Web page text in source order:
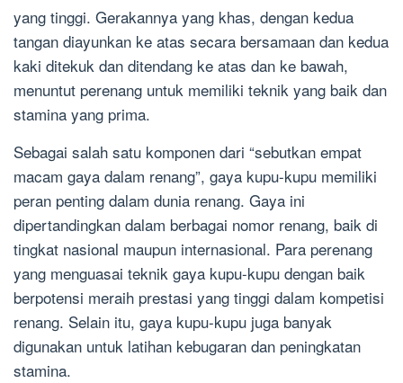
yang tinggi. Gerakannya yang khas, dengan kedua
tangan diayunkan ke atas secara bersamaan dan kedua
kaki ditekuk dan ditendang ke atas dan ke bawah,
menuntut perenang untuk memiliki teknik yang baik dan
stamina yang prima.
Sebagai salah satu komponen dari “sebutkan empat
macam gaya dalam renang”, gaya kupu-kupu memiliki
peran penting dalam dunia renang. Gaya ini
dipertandingkan dalam berbagai nomor renang, baik di
tingkat nasional maupun internasional. Para perenang
yang menguasai teknik gaya kupu-kupu dengan baik
berpotensi meraih prestasi yang tinggi dalam kompetisi
renang. Selain itu, gaya kupu-kupu juga banyak
digunakan untuk latihan kebugaran dan peningkatan
stamina.